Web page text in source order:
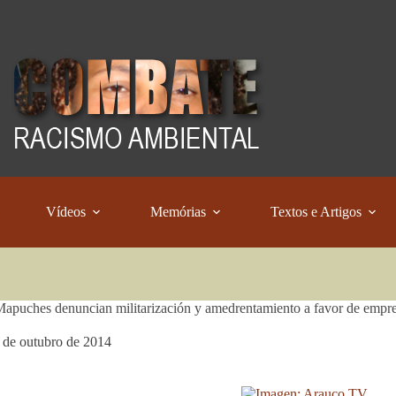
Vídeos Memórias Textos e Artigos
denuncian militarización y amedrentamiento a favor de
de outubro de 2014